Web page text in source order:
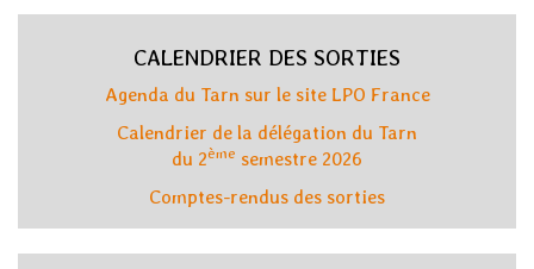
CALENDRIER DES SORTIES
Agenda du Tarn sur le site LPO France
Calendrier de la délégation du Tarn
du 2ème semestre 2026
Comptes-rendus des sorties